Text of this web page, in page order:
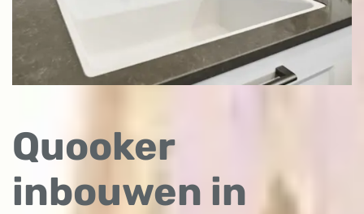
Quooker
inbouwen in